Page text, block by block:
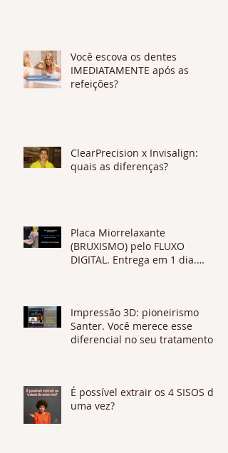
Você escova os dentes
IMEDIATAMENTE após as
refeições?
ClearPrecision x Invisalign:
quais as diferenças?
Placa Miorrelaxante
(BRUXISMO) pelo FLUXO
DIGITAL. Entrega em 1 dia.
Impressão 3D: pioneirismo
Santer. Você merece esse
diferencial no seu tratamento.
É possível extrair os 4 SISOS de
uma vez?